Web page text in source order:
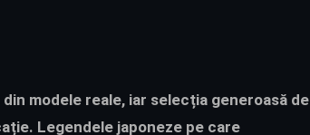
modele reale, iar selecția generoasă de
Legendele japoneze pe care